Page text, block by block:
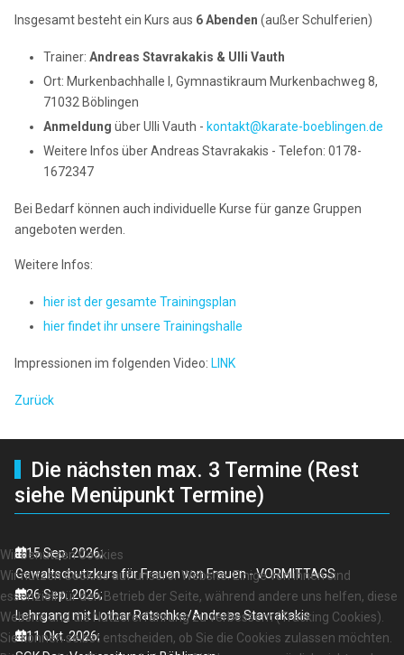
Insgesamt besteht ein Kurs aus 6 Abenden (außer Schulferien)
Trainer:Andreas Stavrakakis & Ulli Vauth
Ort: Murkenbachhalle I, Gymnastikraum Murkenbachweg 8,
71032 Böblingen
Anmeldung über Ulli Vauth - kontakt@karate-boeblingen.de
Weitere Infos über Andreas Stavrakakis - Telefon: 0178-
1672347
Bei Bedarf können auch individuelle Kurse für ganze Gruppen
angeboten werden.
Weitere Infos:
hier ist der gesamte Trainingsplan
hier findet ihr unsere Trainingshalle
Impressionen im folgenden Video: LINK
Zurück
Die nächsten max. 3 Termine (Rest
siehe Menüpunkt Termine)
15 Sep. 2026;
Gewaltschutzkurs für Frauen von Frauen - VORMITTAGS
26 Sep. 2026;
Lehrgang mit Lothar Ratschke/Andreas Stavrakakis
11 Okt. 2026;
Wir benutzen Cookies
Wir nutzen Cookies auf unserer Website. Einige von ihnen sind
essenziell für den Betrieb der Seite, während andere uns helfen, diese
Website und die Nutzererfahrung zu verbessern (Tracking Cookies).
Sie können selbst entscheiden, ob Sie die Cookies zulassen möchten.